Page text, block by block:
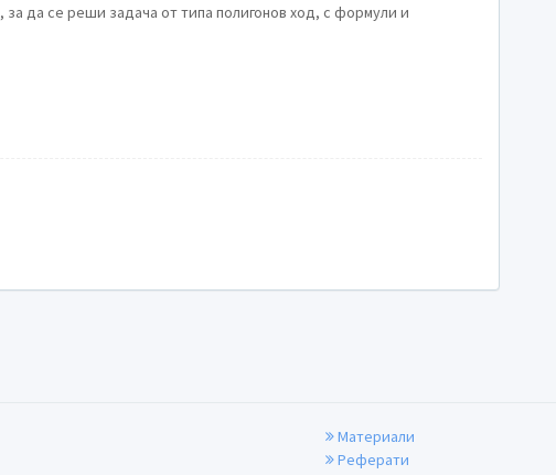
за да се реши задача от типа полигонов ход, с формули и
Материали
Реферати